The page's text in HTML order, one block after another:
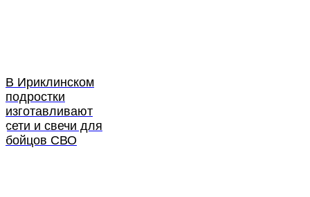
В Ириклинском
подростки
изготавливают
сети и свечи для
бойцов СВО